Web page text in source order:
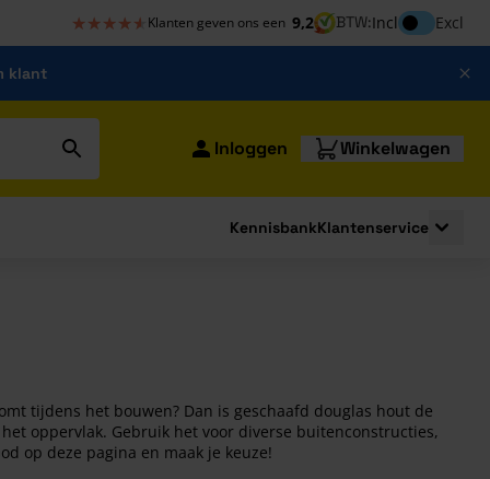
★★★★★
★★★★★ Klanten geven ons een 9,2 BTW:InclInclusief btw
Excl
klant
Inloggen Winkelwagen
for Bouwshop
KennisbankKlantenservice
tijdens het bouwen? Dan is geschaafd douglas hout de
oppervlak. Gebruik het voor diverse buitenconstructies,
op deze pagina en maak je keuze!